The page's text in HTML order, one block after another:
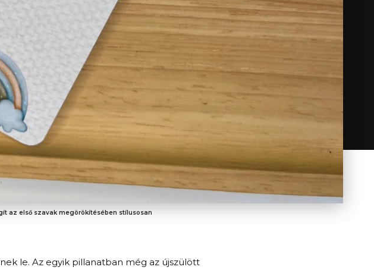
az első szavak megörökítésében stílusosan
le. Az egyik pillanatban még az újszülött